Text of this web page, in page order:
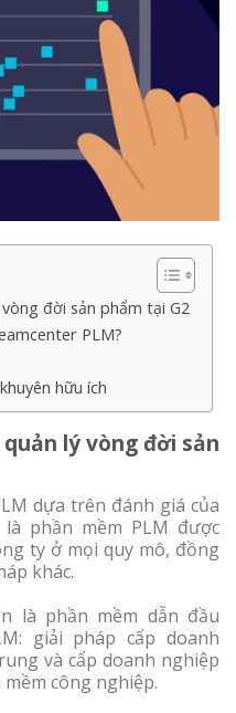
đời sản phẩm tại G2
PLM?
hữu ích
lý vòng đời sản
dựa trên đánh giá của
phần mềm PLM được
ty ở mọi quy mô, đồng
khác.
là phần mềm dẫn đầu
giải pháp cấp doanh
và cấp doanh nghiệp
công nghiệp.